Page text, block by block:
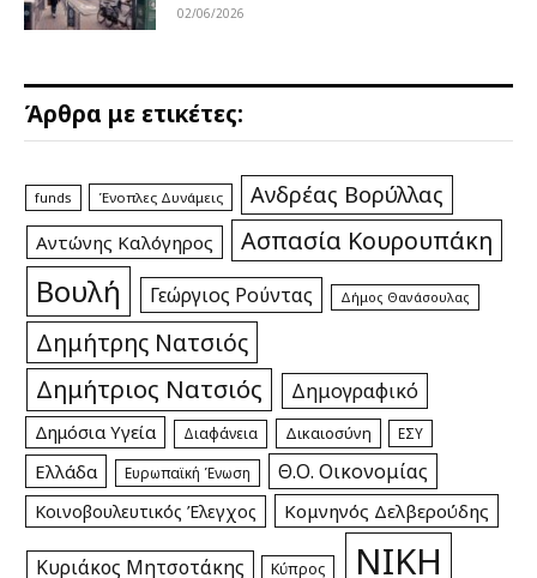
02/06/2026
Άρθρα με ετικέτες:
funds Ένοπλες Δυνάμεις Ανδρέας Βορύλλας
Αντώνης Καλόγηρος Ασπασία Κουρουπάκη
Βουλή Γεώργιος Ρούντας Δήμος Θανάσουλας
Δημήτρης Νατσιός
Δημήτριος Νατσιός
Δημογραφικό
Δημόσια Υγεία Διαφάνεια Δικαιοσύνη ΕΣΥ
Ελλάδα Ευρωπαϊκή Ένωση Θ.Ο. Οικονομίας
Κοινοβουλευτικός Έλεγχος Κομνηνός Δελβερούδης
Κυριάκος Μητσοτάκης Κύπρος ΝΙΚΗ